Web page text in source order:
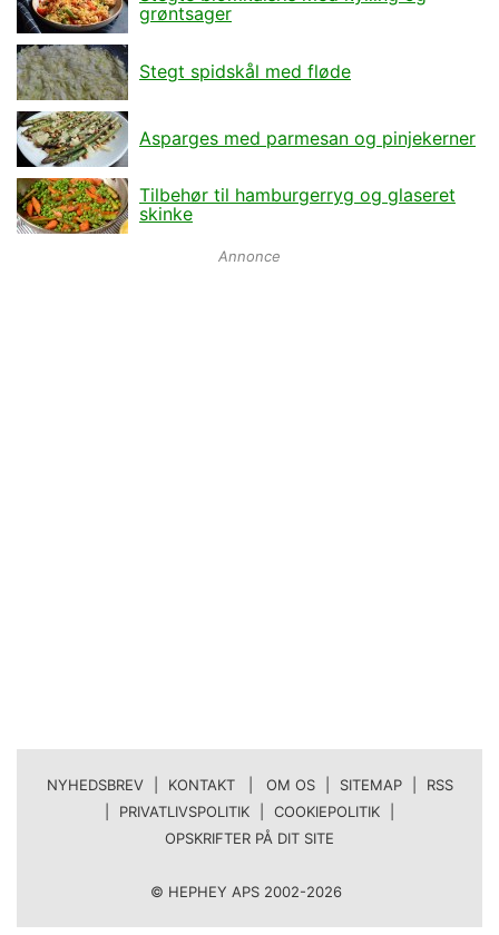
grøntsager
Stegt spidskål med fløde
Asparges med parmesan og pinjekerner
Tilbehør til hamburgerryg og glaseret
skinke
Annonce
NYHEDSBREV KONTAKT | OM OS SITEMAP
RSS
PRIVATLIVSPOLITIK COOKIEPOLITIK
OPSKRIFTER PÅ DIT SITE
© HEPHEY APS 2002-2026